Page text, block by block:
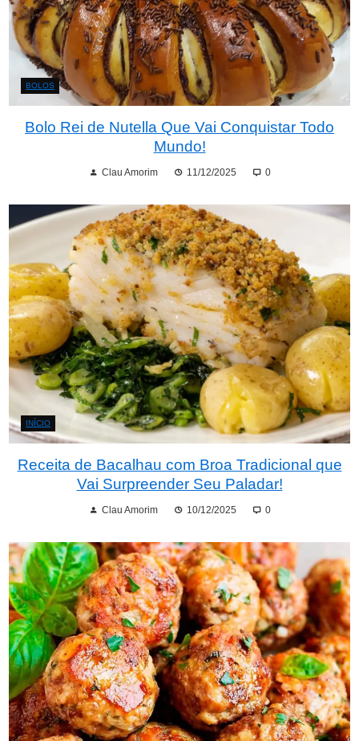
BOLOS
Bolo Rei de Nutella Que Vai Conquistar Todo
Mundo!
Clau Amorim 11/12/2025 0
INÍCIO
Receita de Bacalhau com Broa Tradicional que
Vai Surpreender Seu Paladar!
Clau Amorim 10/12/2025 0